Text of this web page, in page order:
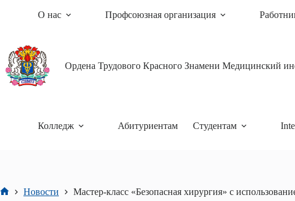
О нас Профсоюзная организация
Ордена Трудового Красного Знамени Медицинский
Колледж Абитуриентам Студентам
Новости Мастер-класс «Безопасная хирургия» с